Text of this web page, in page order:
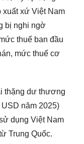
xuất xứ Việt Nam
bị nghi ngờ
thuế ban đầu
mức thuế cơ
thặng dư thương
năm 2025)
dụng Việt Nam
Trung Quốc.